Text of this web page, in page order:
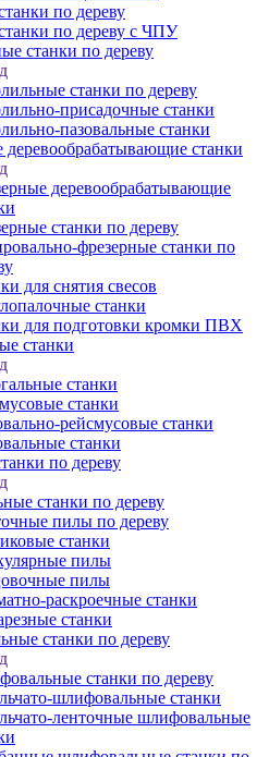
по дереву
по дереву с ЧПУ
станки по дереву
станки по дереву
присадочные станки
пазовальные станки
деревообрабатывающие станки
деревообрабатывающие
станки по дереву
фрезерные станки по
для снятия свесов
станки
для подготовки кромки ПВХ
станки
станки
станки
рейсмусовые станки
станки
по дереву
станки по дереву
пилы по дереву
станки
пилы
пилы
раскроечные станки
станки
станки по дереву
станки по дереву
шлифовальные станки
ленточные шлифовальные